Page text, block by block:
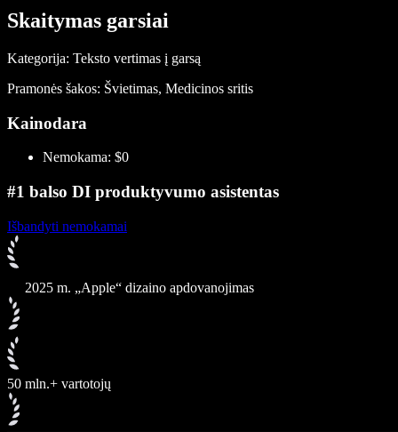
Skaitymas garsiai
Kategorija: Teksto vertimas į garsą
Pramonės šakos: Švietimas, Medicinos sritis
Kainodara
Nemokama: $0
#1 balso DI produktyvumo asistentas
Išbandyti nemokamai
2025 m. „Apple“ dizaino apdovanojimas
50 mln.+ vartotojų